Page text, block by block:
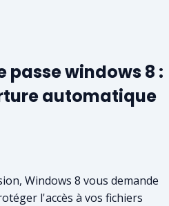
passe windows 8 :
automatique
Windows 8 vous demande
l'accès à vos fichiers